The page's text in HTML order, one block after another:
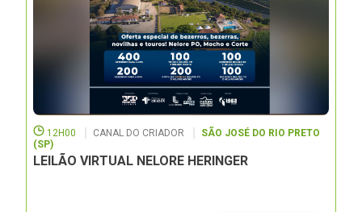
12H00 CANAL DO CRIADOR
SÃO JOSÉ DO RIO PRETO
(SP)
LEILÃO VIRTUAL NELORE HERINGER